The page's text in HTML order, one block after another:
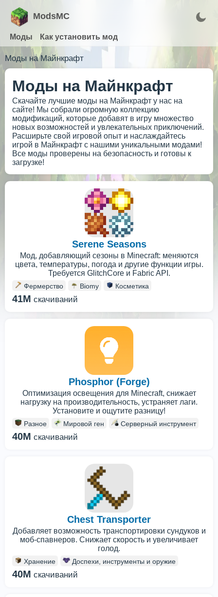
ModsMC
Моды Как установить мод
Моды на Майнкрафт
Моды на Майнкрафт
Скачайте лучшие моды на Майнкрафт у нас на
сайте! Мы собрали огромную коллекцию
модификаций, которые добавят в игру множество
новых возможностей и увлекательных приключений.
Расширьте свой игровой опыт и наслаждайтесь
игрой в Майнкрафт с нашими уникальными модами!
Все моды проверены на безопасность и готовы к
загрузке!
Serene Seasons
Мод, добавляющий сезоны в Minecraft: меняются
цвета, температуры, погода и другие функции игры.
Требуется GlitchCore и Fabric API.
Фермерство Biomy Косметика
41M скачиваний
Phosphor (Forge)
Оптимизация освещения для Minecraft, снижает
нагрузку на производительность, устраняет лаги.
Установите и ощутите разницу!
Разное Мировой ген Серверный инструмент
40M скачиваний
Chest Transporter
Добавляет возможность транспортировки сундуков и
моб-спавнеров. Снижает скорость и увеличивает
голод.
Хранение Доспехи, инструменты и оружие
40M скачиваний